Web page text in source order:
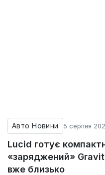
Авто Новини 5 серпня
Lucid готує
«заряджений»
вже близько